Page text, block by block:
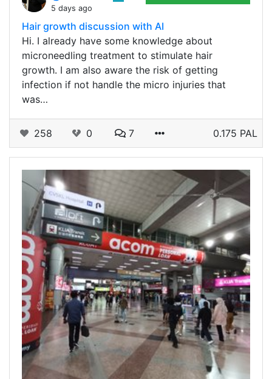
5 days ago
Hair growth discussion with AI
Hi. I already have some knowledge about
microneedling treatment to stimulate hair
growth. I am also aware the risk of getting
infection if not handle the micro injuries that
was…
258 0 7 0.175 PAL